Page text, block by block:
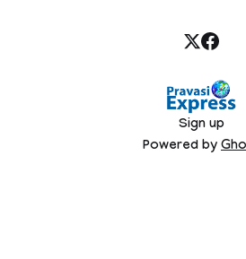
Sign up
Powered by